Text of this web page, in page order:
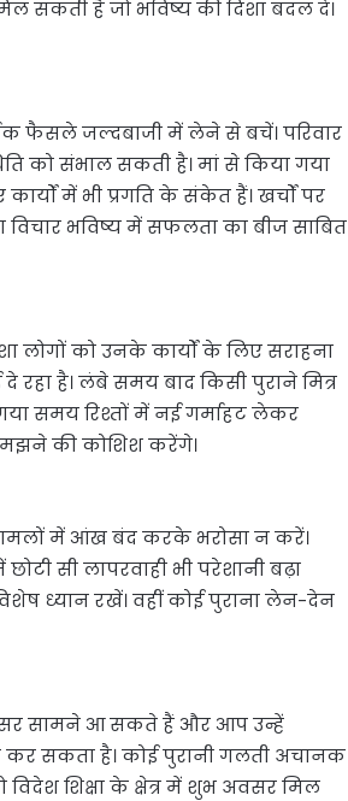
सकती है जो भविष्य की दिशा बदल दे।
फैसले जल्दबाजी में लेने से बचें। परिवार
को संभाल सकती है। मां से किया गया
में भी प्रगति के संकेत हैं। खर्चों पर
विचार भविष्य में सफलता का बीज साबित
लोगों को उनके कार्यों के लिए सराहना
है। लंबे समय बाद किसी पुराने मित्र
समय रिश्तों में नई गर्माहट लेकर
की कोशिश करेंगे।
में आंख बंद करके भरोसा न करें।
सी लापरवाही भी परेशानी बढ़ा
ध्यान रखें। वहीं कोई पुराना लेन-देन
सामने आ सकते हैं और आप उन्हें
कर सकता है। कोई पुरानी गलती अचानक
शिक्षा के क्षेत्र में शुभ अवसर मिल